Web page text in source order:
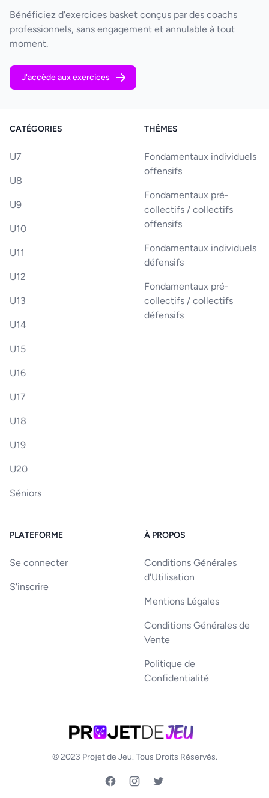
Bénéficiez d'exercices basket conçus par des coachs
professionnels, sans engagement et annulable à tout
moment.
J'accède aux exercices
CATÉGORIES
U7
U8
U9
U10
U11
U12
U13
U14
U15
U16
U17
U18
U19
U20
Séniors
THÈMES
Fondamentaux individuels
offensifs
Fondamentaux pré-
collectifs / collectifs
offensifs
Fondamentaux individuels
défensifs
Fondamentaux pré-
collectifs / collectifs
défensifs
PLATEFORME
Se connecter
S'inscrire
À PROPOS
Conditions Générales
d'Utilisation
Mentions Légales
Conditions Générales de
Vente
Politique de
Confidentialité
© 2023 Projet de Jeu. Tous Droits Réservés.